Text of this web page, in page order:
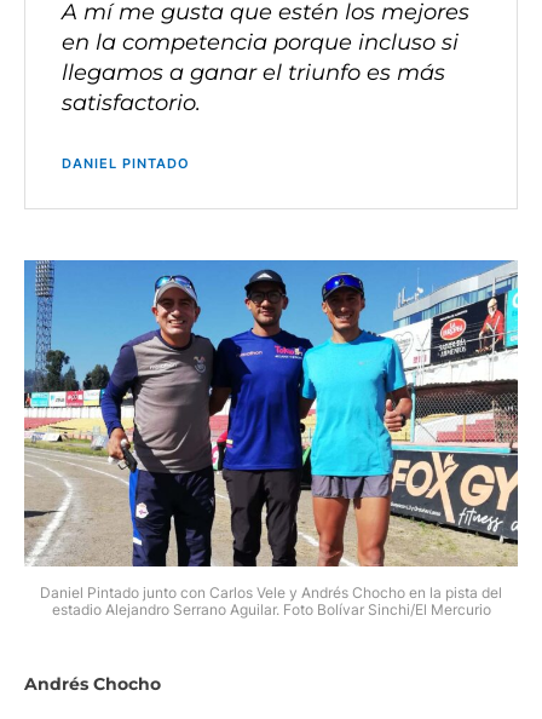
A mí me gusta que estén los mejores
en la competencia porque incluso si
llegamos a ganar el triunfo es más
satisfactorio.
DANIEL PINTADO
Daniel Pintado junto con Carlos Vele y Andrés Chocho en la pista del
estadio Alejandro Serrano Aguilar. Foto Bolívar Sinchi/El Mercurio
Andrés Chocho